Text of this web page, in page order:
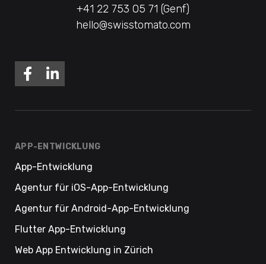
+41 22 753 05 71 (Genf)
hello@swisstomato.com
APP-ENTWICKLUNG
App-Entwicklung
Agentur für iOS-App-Entwicklung
Agentur für Android-App-Entwicklung
Flutter App-Entwicklung
Web App Entwicklung in Zürich